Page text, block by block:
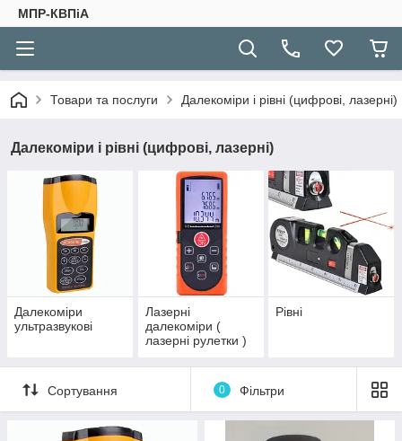
МПР-КВПіА
Товари та послуги Далекоміри і рівні (цифрові, лазерні)
Далекоміри і рівні (цифрові, лазерні)
Далекоміри
ультразвукові
Лазерні
далекоміри (
лазерні рулетки )
Рівні
Сортування 0 Фільтри